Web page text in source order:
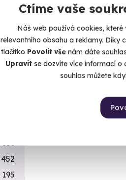
Ctíme vaše
Náš web používá cookies,
relevantního obsahu a reklamy. Díky
tlačítko Povolit vše nám dáte
Upravitse dozvíte více informací o
souhlas můžete
4
196
31
353
452
195